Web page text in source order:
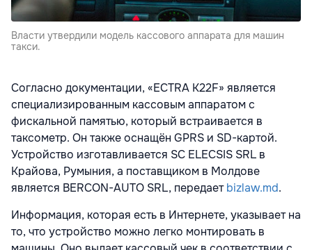
Власти утвердили модель кассового аппарата для машин
такси.
Согласно документации, «ECTRA K22F» является
специализированным кассовым аппаратом с
фискальной памятью, который встраивается в
таксометр. Он также оснащён GPRS и SD-картой.
Устройство изготавливается SC ELECSIS SRL в
Крайова, Румыния, а поставщиком в Молдове
является BERCON-AUTO SRL, передаетbizlaw.md.
Информация, которая есть в Интернете, указывает на
то, что устройство можно легко монтировать в